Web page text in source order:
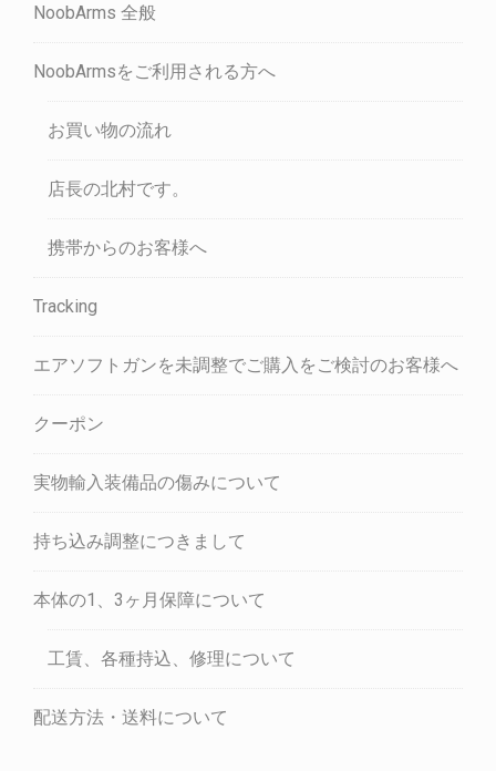
NoobArms 全般
NoobArmsをご利用される方へ
お買い物の流れ
店長の北村です。
携帯からのお客様へ
Tracking
エアソフトガンを未調整でご購入をご検討のお客様へ
クーポン
実物輸入装備品の傷みについて
持ち込み調整につきまして
本体の1、3ヶ月保障について
工賃、各種持込、修理について
配送方法・送料について